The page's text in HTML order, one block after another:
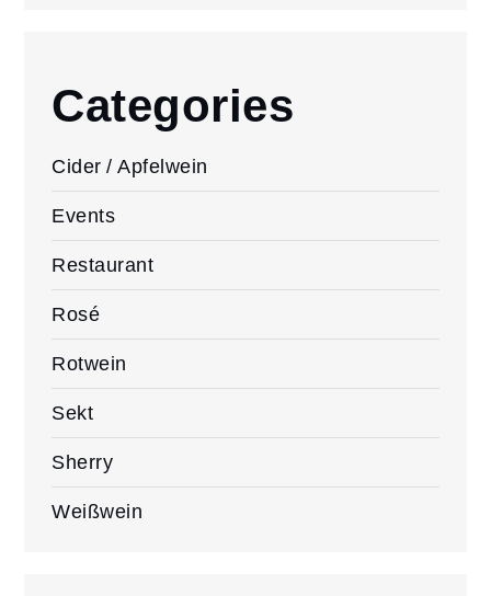
Categories
Cider / Apfelwein
Events
Restaurant
Rosé
Rotwein
Sekt
Sherry
Weißwein